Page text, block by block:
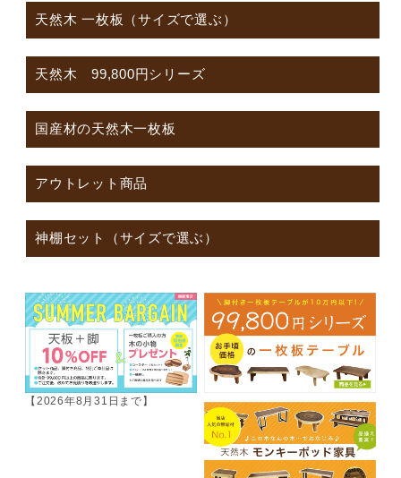
天然木 一枚板（サイズで選ぶ）
天然木 99,800円シリーズ
国産材の天然木一枚板
アウトレット商品
神棚セット（サイズで選ぶ）
【2026年8月31日まで】